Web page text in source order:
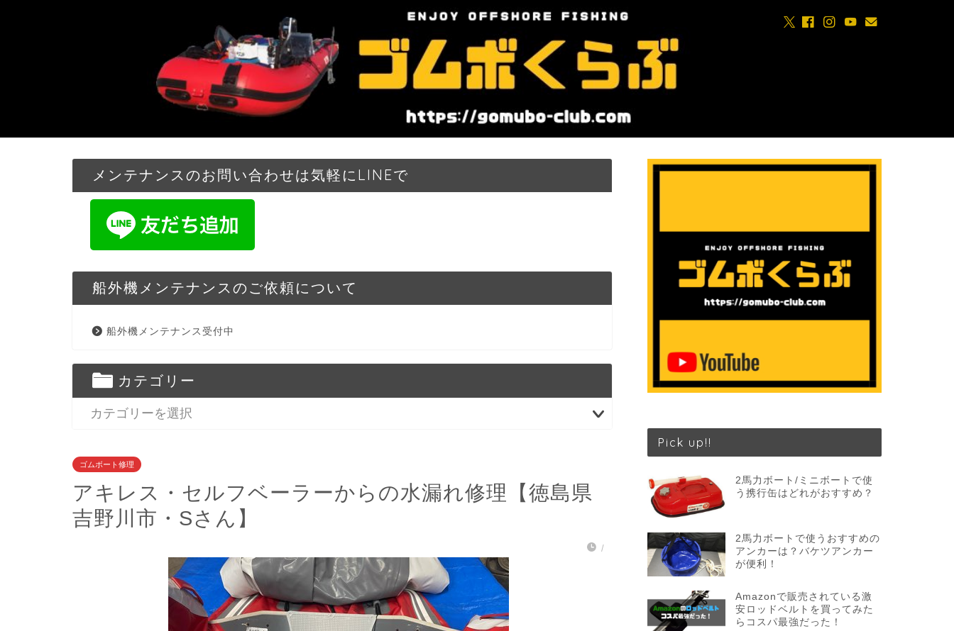
メンテナンスのお問い合わせは気軽にLINEで
船外機メンテナンスのご依頼について
船外機メンテナンス受付中
カテゴリー
ゴムボート修理
アキレス・セルフベーラーからの水漏れ修理【徳島県
吉野川市・Sさん】
/
Pick up!!
2馬力ボート/ミニボートで使
う携行缶はどれがおすすめ？
2馬力ボートで使うおすすめの
アンカーは？バケツアンカー
が便利！
Amazonで販売されている激
安ロッドベルトを買ってみた
らコスパ最強だった！